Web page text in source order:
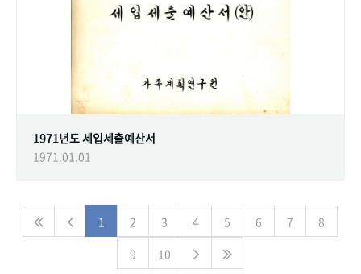
1971년도 세입세출예산서
1971.01.01
1 2 3 4 5 6 7
8
9
10